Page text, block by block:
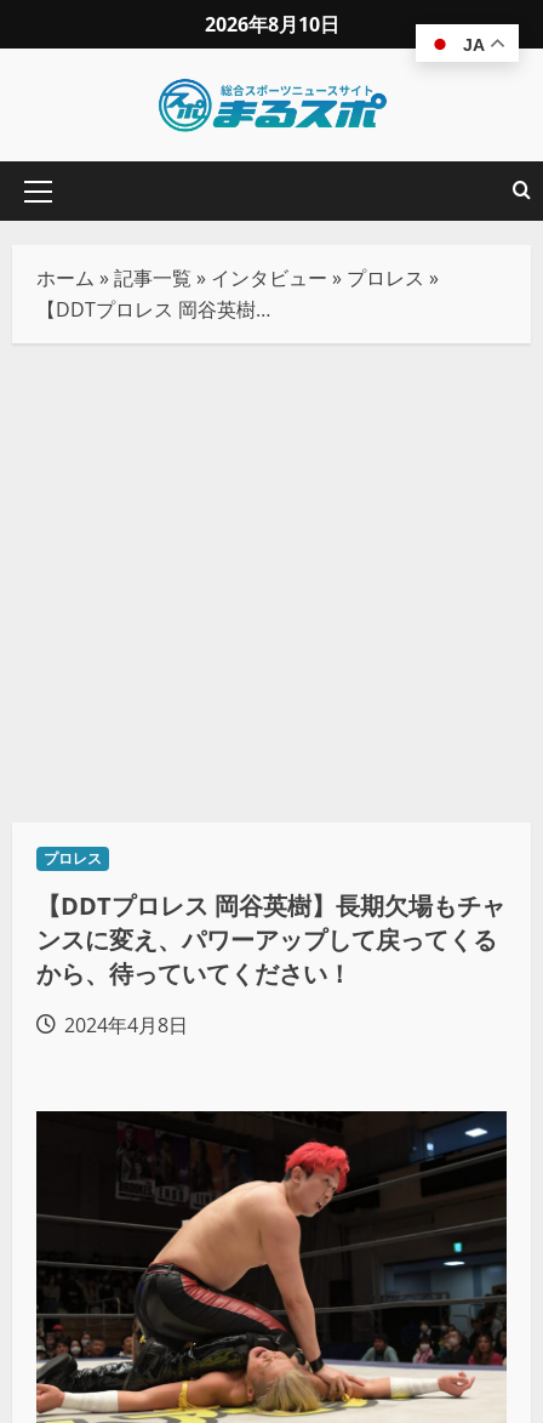
2026年8月10日
ホーム »記事一覧 » インタビュー » プロレス »
【DDTプロレス 岡谷英樹】長期欠場もチャンスに変え、パワーアップして戻ってくるから、待っていてください！
プロレス
【DDTプロレス 岡谷英樹】長期欠場もチャ
ンスに変え、パワーアップして戻ってくる
から、待っていてください！
2024年4月8日
JA